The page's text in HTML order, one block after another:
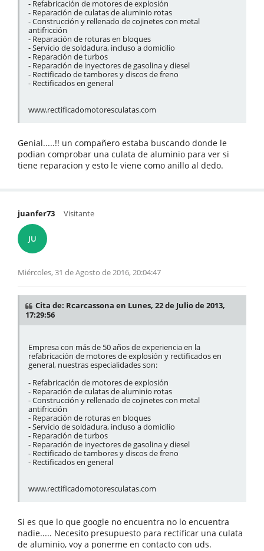
- Refabricación de motores de explosión
- Reparación de culatas de aluminio rotas
- Construcción y rellenado de cojinetes con metal
antifricción
- Reparación de roturas en bloques
- Servicio de soldadura, incluso a domicilio
- Reparación de turbos
- Reparación de inyectores de gasolina y diesel
- Rectificado de tambores y discos de freno
- Rectificados en general
www.rectificadomotoresculatas.com
Genial.....!! un compañero estaba buscando donde le
podian comprobar una culata de aluminio para ver si
tiene reparacion y esto le viene como anillo al dedo.
juanfer73
JU
Visitante
Miércoles, 31 de Agosto de 2016, 20:04:47
Cita de: Rcarcassona en Lunes, 22 de Julio de 2013,
17:29:56
Empresa con más de 50 años de experiencia en la
refabricación de motores de explosión y rectificados en
general, nuestras especialidades son:
- Refabricación de motores de explosión
- Reparación de culatas de aluminio rotas
- Construcción y rellenado de cojinetes con metal
antifricción
- Reparación de roturas en bloques
- Servicio de soldadura, incluso a domicilio
- Reparación de turbos
- Reparación de inyectores de gasolina y diesel
- Rectificado de tambores y discos de freno
- Rectificados en general
www.rectificadomotoresculatas.com
Si es que lo que google no encuentra no lo encuentra
nadie..... Necesito presupuesto para rectificar una culata
de aluminio, voy a ponerme en contacto con uds.